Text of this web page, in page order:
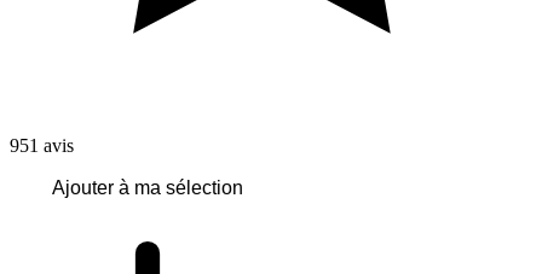
951 avis
Ajouter à ma sélection